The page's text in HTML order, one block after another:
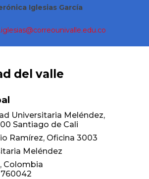
Iglesias García
del valle
Universitaria Meléndez,
Santiago de Cali
Ramírez, Oficina 3003
Meléndez
Colombia